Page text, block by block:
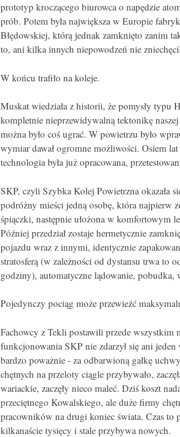
prototyp kroczącego biurowca o napędzie
prób. Potem była największa w Europie
Błędowskiej, którą jednak zamknięto zanim
to, ani kilka innych niepowodzeń nie
W końcu trafiło na koleje.
Muskat wiedziała z historii, że pomysły typu
kompletnie nieprzewidywalną tektonikę
można było coś ugrać. W powietrzu było
wymiar dawał ogromne możliwości. Osiem
technologia była już opracowana,
SKP, czyli Szybka Kolej Powietrzna okazała
podróżny mieści jedną osobę, która najpierw
śpiączki, następnie ułożona w komfortowym
Później przedział zostaje hermetycznie
pojazdu wraz z innymi, identycznie
stratosferą (w zależności od dystansu trwa to
godziny), automatyczne lądowanie, pobudka,
Pojedynczy pociąg może przewieźć
Fachowcy z Tekli postawili przede wszystkim
funkcjonowania SKP nie zdarzył się ani
bardzo poważnie - za odbarwioną gałkę
chętnych na przeloty ciągle przybywało,
wariackie, zaczęły nieco maleć. Dziś koszt
przeciętnego Kowalskiego, ale duże firmy
pracowników na drugi koniec świata. Czas to
kilkanaście tysięcy i stale przybywa nowych.